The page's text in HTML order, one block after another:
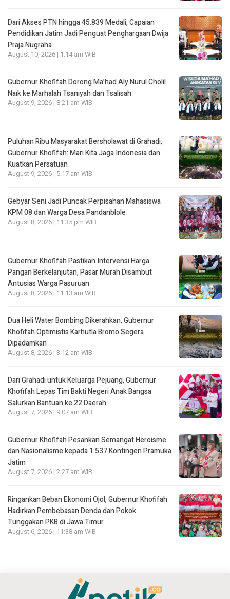
Dari Akses PTN hingga 45.839 Medali, Capaian
Pendidikan Jatim Jadi Penguat Penghargaan Dwija
Praja Nugraha
August 10, 2026 | 1:14 am WIB
Gubernur Khofifah Dorong Ma’had Aly Nurul Cholil
Naik ke Marhalah Tsaniyah dan Tsalisah
August 9, 2026 | 8:21 am WIB
Puluhan Ribu Masyarakat Bersholawat di Grahadi,
Gubernur Khofifah: Mari Kita Jaga Indonesia dan
Kuatkan Persatuan
August 9, 2026 | 5:17 am WIB
Gebyar Seni Jadi Puncak Perpisahan Mahasiswa
KPM 08 dan Warga Desa Pandanblole
August 8, 2026 | 11:35 pm WIB
Gubernur Khofifah Pastikan Intervensi Harga
Pangan Berkelanjutan, Pasar Murah Disambut
Antusias Warga Pasuruan
August 8, 2026 | 11:13 am WIB
Dua Heli Water Bombing Dikerahkan, Gubernur
Khofifah Optimistis Karhutla Bromo Segera
Dipadamkan
August 8, 2026 | 3:12 am WIB
Dari Grahadi untuk Keluarga Pejuang, Gubernur
Khofifah Lepas Tim Bakti Negeri Anak Bangsa
Salurkan Bantuan ke 22 Daerah
August 7, 2026 | 9:07 am WIB
Gubernur Khofifah Pesankan Semangat Heroisme
dan Nasionalisme kepada 1.537 Kontingen Pramuka
Jatim
August 7, 2026 | 2:27 am WIB
Ringankan Beban Ekonomi Ojol, Gubernur Khofifah
Hadirkan Pembebasan Denda dan Pokok
Tunggakan PKB di Jawa Timur
August 6, 2026 | 11:38 am WIB